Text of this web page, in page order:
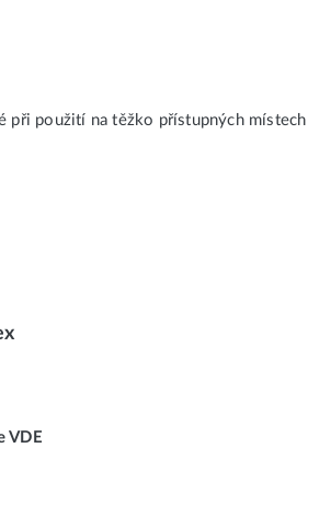
při použití na těžko přístupných místech
VDE